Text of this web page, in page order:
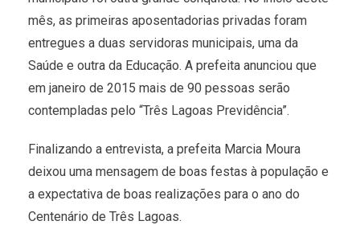
mês, as primeiras aposentadorias privadas foram
entregues a duas servidoras municipais, uma da
Saúde e outra da Educação. A prefeita anunciou que
em janeiro de 2015 mais de 90 pessoas serão
contempladas pelo “Três Lagoas Previdência”.
Finalizando a entrevista, a prefeita Marcia Moura
deixou uma mensagem de boas festas à população e
a expectativa de boas realizações para o ano do
Centenário de Três Lagoas.